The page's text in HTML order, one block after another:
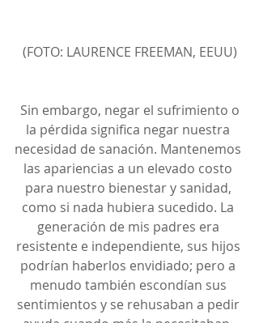
(FOTO: LAURENCE FREEMAN, EEUU)
la pérdida significa negar nuestra
necesidad de sanación. Mantenemos
las apariencias a un elevado costo
para nuestro bienestar y sanidad,
como si nada hubiera sucedido. La
generación de mis padres era
resistente e independiente, sus hijos
podrían haberlos envidiado; pero a
menudo también escondían sus
sentimientos y se rehusaban a pedir